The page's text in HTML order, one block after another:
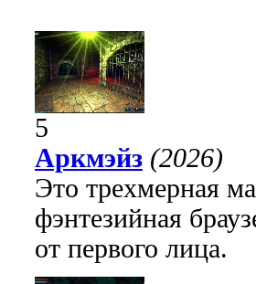
5
Аркмэйз (2026)
Это трехмерная
фэнтезийная
от первого лица.